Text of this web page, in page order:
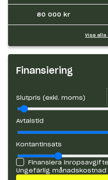
80 000 kr
Visa alla
Finansiering
Slutpris (exkl. moms)
Avtalstid
Kontantinsats
Finansiera
Ungefärlig månadskostnad